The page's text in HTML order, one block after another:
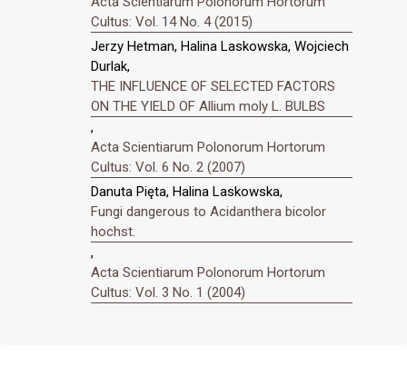
Cultus: Vol. 14 No. 4 (2015)
Jerzy Hetman, Halina Laskowska, Wojciech
Durlak,
THE INFLUENCE OF SELECTED FACTORS
ON THE YIELD OF Allium moly L. BULBS
,
Acta Scientiarum Polonorum Hortorum
Cultus: Vol. 6 No. 2 (2007)
Danuta Pięta, Halina Laskowska,
Fungi dangerous to Acidanthera bicolor
hochst.
,
Acta Scientiarum Polonorum Hortorum
Cultus: Vol. 3 No. 1 (2004)